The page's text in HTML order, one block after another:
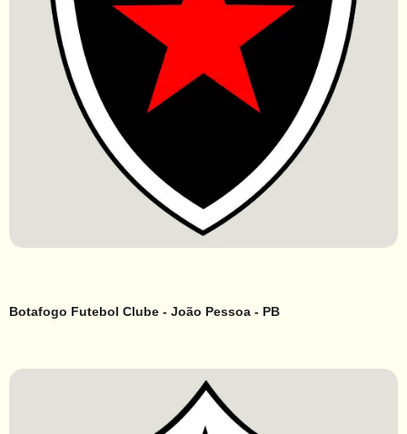
Botafogo Futebol Clube - João Pessoa - PB